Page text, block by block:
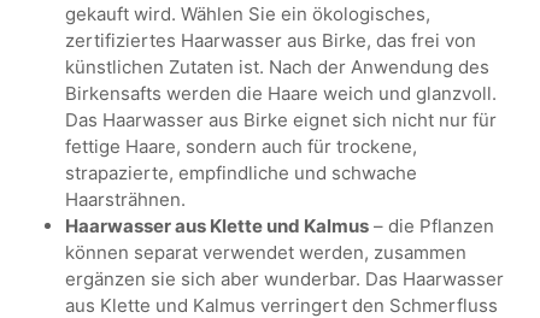
gekauft wird. Wählen Sie ein ökologisches,
zertifiziertes Haarwasser aus Birke, das frei von
künstlichen Zutaten ist. Nach der Anwendung des
Birkensafts werden die Haare weich und glanzvoll.
Das Haarwasser aus Birke eignet sich nicht nur für
fettige Haare, sondern auch für trockene,
strapazierte, empfindliche und schwache
Haarsträhnen.
Haarwasser aus Klette und Kalmus – die Pflanzen
können separat verwendet werden, zusammen
ergänzen sie sich aber wunderbar. Das Haarwasser
aus Klette und Kalmus verringert den Schmerfluss